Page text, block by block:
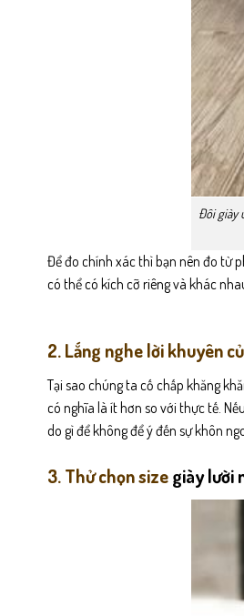
Đôi giày
Để đo chính xác thì bạn nên đo từ
có thể có kích cỡ riêng và khác
2. Lắng nghe lời khuyên
Tại sao chúng ta cố chấp khăng
có nghĩa là ít hơn so với thực tế.
do gì để không để ý đến sự khôn
3. Thử chọn sizegiày lười